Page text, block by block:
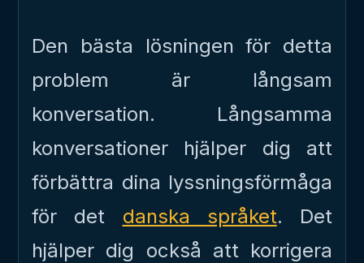
Den bästa lösningen för detta
problem är långsam
konversation. Långsamma
konversationer hjälper dig att
förbättra dina lyssningsförmåga
för det danska språket. Det
hjälper dig också att korrigera